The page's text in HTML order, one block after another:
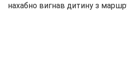
нахабно вигнав дитину з